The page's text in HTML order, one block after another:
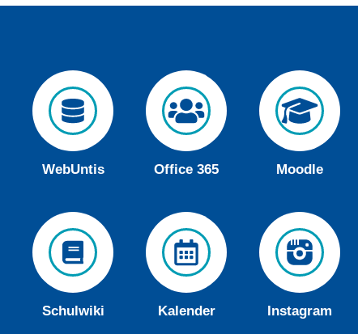
WebUntis Office 365 Moodle
Schulwiki Kalender Instagram